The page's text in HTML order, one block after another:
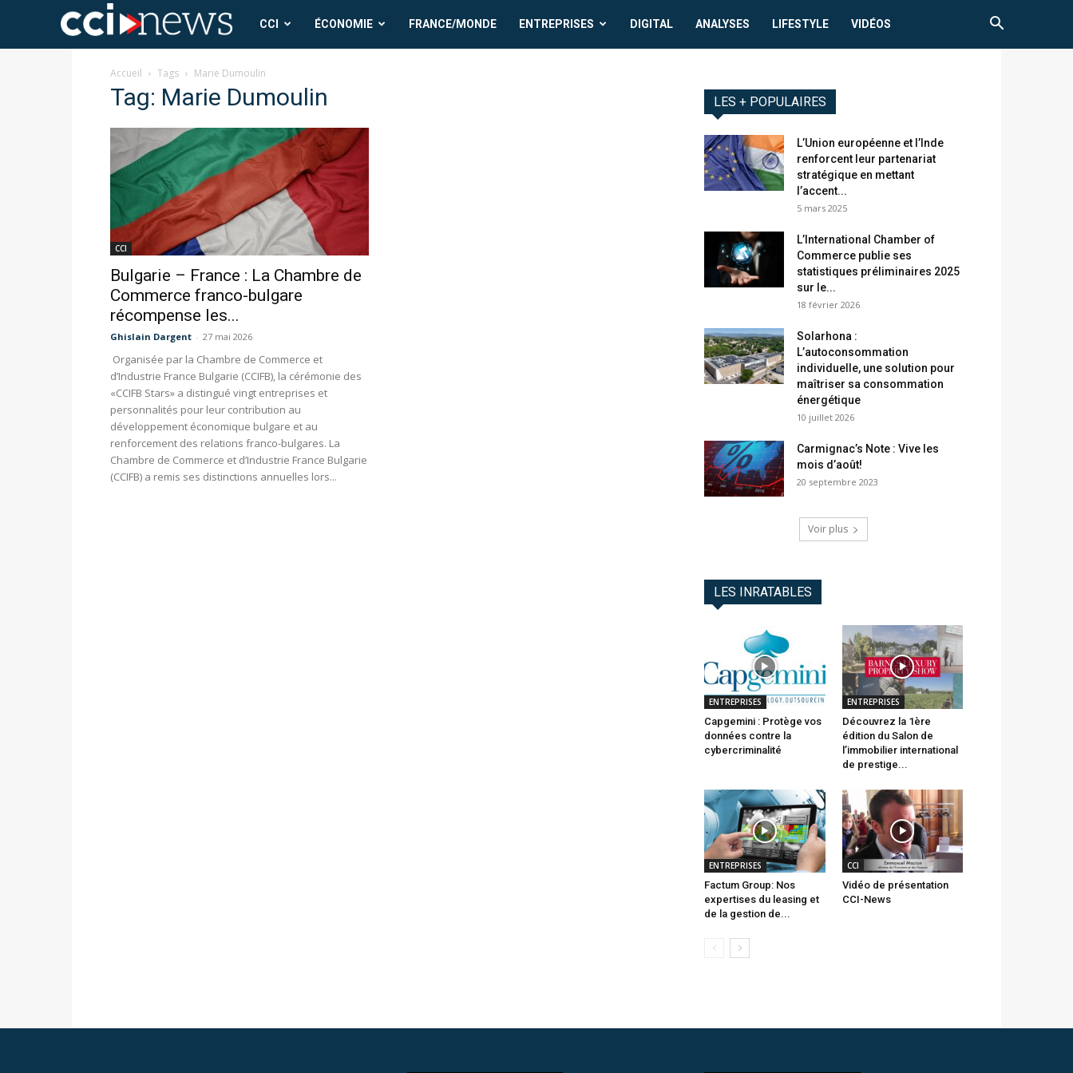
CCI
News
CCI ÉCONOMIE FRANCE/MONDE ENTREPRISES DIGITAL ANALYSES LIFESTYLE VIDÉOS
Accueil Tags Marie Dumoulin
Tag: Marie Dumoulin
CCI
Bulgarie – France : La Chambre de
Commerce franco-bulgare
récompense les...
Ghislain Dargent - 27 mai 2026
Organisée par la Chambre de Commerce et
d’Industrie France Bulgarie (CCIFB), la cérémonie des
«CCIFB Stars» a distingué vingt entreprises et
personnalités pour leur contribution au
développement économique bulgare et au
renforcement des relations franco-bulgares. La
Chambre de Commerce et d’Industrie France Bulgarie
(CCIFB) a remis ses distinctions annuelles lors...
LES + POPULAIRES
L’Union européenne et l’Inde
renforcent leur partenariat
stratégique en mettant
l’accent...
5 mars 2025
L’International Chamber of
Commerce publie ses
statistiques préliminaires 2025
sur le...
18 février 2026
Solarhona :
L’autoconsommation
individuelle, une solution pour
maîtriser sa consommation
énergétique
10 juillet 2026
Carmignac’s Note : Vive les
mois d’août!
20 septembre 2023
Voir plus
LES INRATABLES
ENTREPRISES
Capgemini : Protège vos
données contre la
cybercriminalité
ENTREPRISES
Découvrez la 1ère
édition du Salon de
l’immobilier international
de prestige...
ENTREPRISES
Factum Group: Nos
expertises du leasing et
de la gestion de...
CCI
Vidéo de présentation
CCI-News